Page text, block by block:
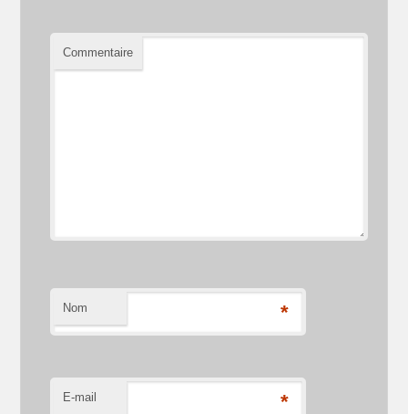
Commentaire
Nom *
E-mail *